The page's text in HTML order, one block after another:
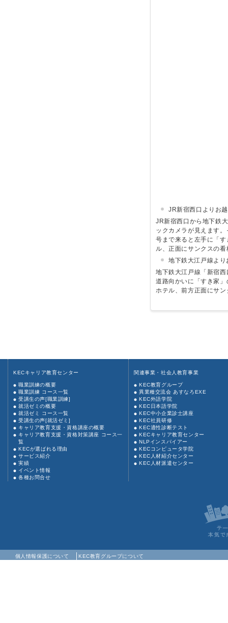
JR新宿西口よりお
JR新宿西口から地下鉄
ックカメラが見えます
号まで来ると左手に「
ル、正面にサンクスの
地下鉄大江戸線よ
地下鉄大江戸線「新宿
道路向かいに「すき家
ホテル、前方正面にサ
KECキャリア教育センター
職業訓練の概要
職業訓練 コース一覧
受講生の声[職業訓練]
就活ゼミの概要
就活ゼミ コース一覧
受講生の声[就活ゼミ]
キャリア教育支援・資格講座の概要
キャリア教育支援・資格対策講座 コース一
覧
KECが選ばれる理由
サービス紹介
実績
イベント情報
各種お問合せ
関連事業・社会人教育事業
KEC教育グループ
異業種交流会 あすなろEXE
KEC外語学院
KEC日本語学院
KEC中小企業診士講座
KEC社員研修
KEC適性診断テスト
KECキャリア教育センター
NLPインスパイアー
KECコンピュータ学院
KEC人材紹介センター
KEC人材派遣センター
個人情報保護について KEC教育グループについて